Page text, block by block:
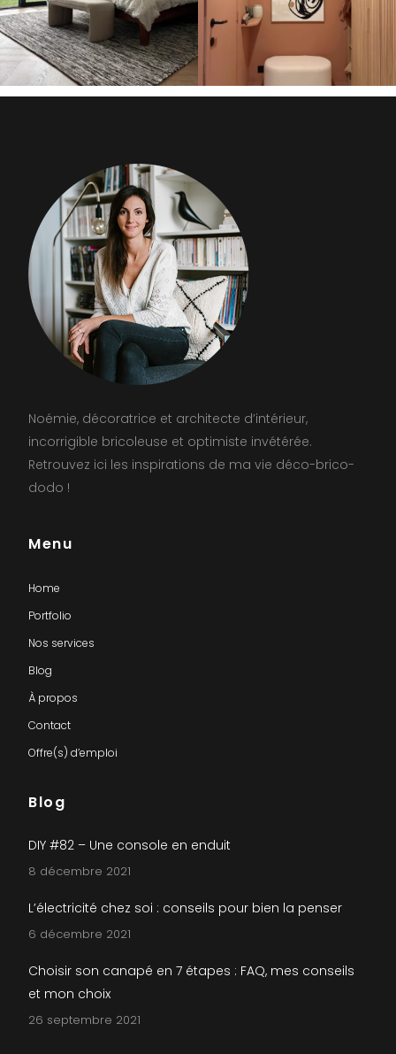
Noémie, décoratrice et architecte d’intérieur,
incorrigible bricoleuse et optimiste invétérée.
Retrouvez ici les inspirations de ma vie déco-brico-
dodo !
Menu
Home
Portfolio
Nos services
Blog
À propos
Contact
Offre(s) d’emploi
Blog
DIY #82 – Une console en enduit
8 décembre 2021
L’électricité chez soi : conseils pour bien la penser
6 décembre 2021
Choisir son canapé en 7 étapes : FAQ, mes conseils
et mon choix
26 septembre 2021